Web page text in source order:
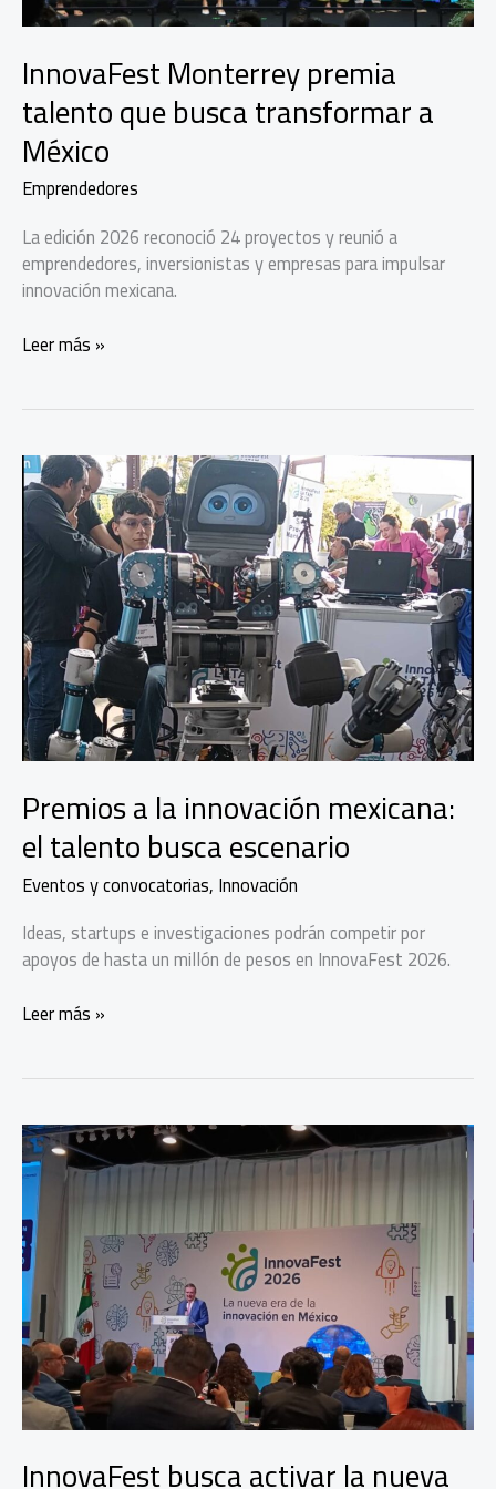
InnovaFest Monterrey premia
talento que busca transformar a
México
Emprendedores
La edición 2026 reconoció 24 proyectos y reunió a
emprendedores, inversionistas y empresas para impulsar
innovación mexicana.
InnovaFest
que
busca
transformar
a
México
Leer más »
Premios a la innovación mexicana:
el talento busca escenario
Eventos y convocatorias, Innovación
Ideas, startups e investigaciones podrán competir por
apoyos de hasta un millón de pesos en InnovaFest 2026.
Premios
mexicana:
el
talento
busca
escenario
Leer más »
InnovaFest busca activar la nueva